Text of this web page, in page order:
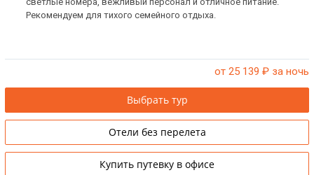
Рекомендуем для тихого семейного отдыха.
от 25 139 ₽ за ночь
Выбрать тур
Отели без перелета
Купить путевку в офисе